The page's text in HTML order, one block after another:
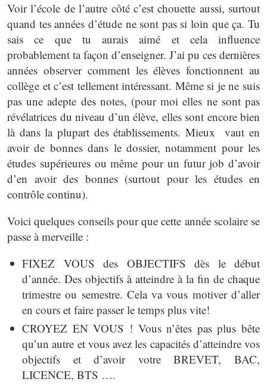
Voir l’école de l’autre côté c’est chouette aussi, surtout
quand tes années d’étude ne sont pas si loin que ça. Tu
sais ce que tu aurais aimé et cela influence
probablement ta façon d’enseigner. J’ai pu ces dernières
années observer comment les élèves fonctionnent au
collège et c’est tellement intéressant. Même si je ne suis
pas une adepte des notes, (pour moi elles ne sont pas
révélatrices du niveau d’un élève, elles sont encore bien
là dans la plupart des établissements. Mieux vaut en
avoir de bonnes dans le dossier, notamment pour les
études supérieures ou même pour un futur job d’avoir
d’en avoir des bonnes (surtout pour les études en
contrôle continu).
Voici quelques conseils pour que cette année scolaire se
passe à merveille :
FIXEZ VOUS des OBJECTIFS dès le début
d’année. Des objectifs à atteindre à la fin de chaque
trimestre ou semestre. Cela va vous motiver d’aller
en cours et faire passer le temps plus vite!
CROYEZ EN VOUS ! Vous n’êtes pas plus bête
qu’un autre et vous avez les capacités d’atteindre vos
objectifs et d’avoir votre BREVET, BAC,
LICENCE, BTS ….